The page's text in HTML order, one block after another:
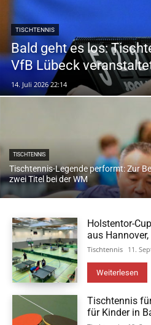
TISCHTENNIS
Bald geht es los:
VfB Lübeck
14. Juli 2026 22:14
TISCHTENNIS
Tischtennis-Legende performt: Zur
zwei Titel bei der WM
Holstentor-
aus
Tischtennis 11.
Weiterlesen
Tischtennis
für Kinder in